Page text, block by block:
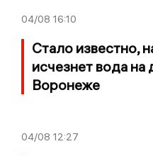
04/08 16:10
Стало известно,
исчезнет вода на
Воронеже
04/08 12:27